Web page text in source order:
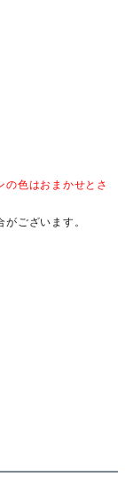
色はおまかせとさ
ございます。